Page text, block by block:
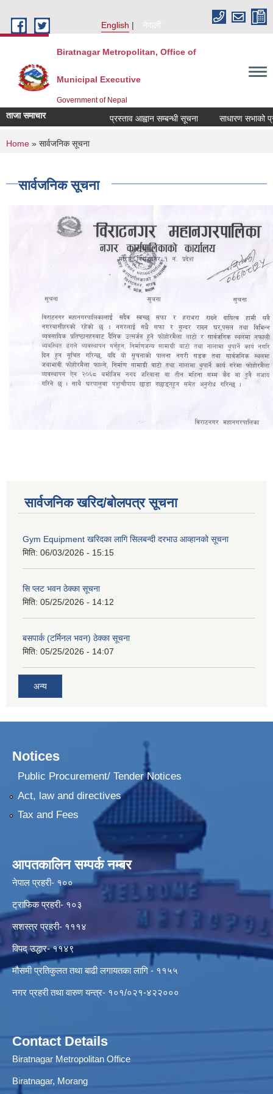
English
नेपाली
Biratnagar Metropolitan, Office of
Municipal Executive
Government of Nepal
ताजा समाचार प्रस्ताव आह्वान सम्बन्धी सूचना साधारण सभाको
You are here
Home » सार्वजनिक सूचना
सार्वजनिक सूचना
सार्वजनिक खरिद/बोलपत्र सूचना
Gym Equipment खरिदका लागि सिलबन्दी दरभाउ आव्हानको सूचना
मिति: 06/03/2026 - 15:15
सि प्लट भवन ठेक्का सूचना
मिति: 05/25/2026 - 14:12
बसपार्क (टर्मिनल भवन) ठेक्का सूचना
मिति: 05/25/2026 - 14:07
अन्य
Notices
Public Procurement/ Tender Notices
Act, law and directives
Tax and Fees
आपतकालिन सम्पर्क नम्बर
नेपाल प्रहरी- १००
ट्राफिक प्रहरी- १०३
सशस्त्र प्रहरी- १११४
विपद् उद्धार- ११४९
मौसमी प्रतिकुलत तथा बाढी लगायतका लागि - ११५५
नगर प्रहरी तथा वारुण यन्त्र- १०१/०२१-४२२०००
Contact Details
Biratnagar Metropolitan Office
Biratnagar, Morang